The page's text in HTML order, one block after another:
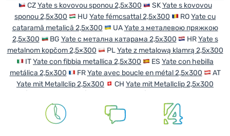
CZYate s kovovou sponou 2,5x300 SKYate s kovovou
sponou 2,5x300
HU Yate fémcsattal 2,5x300 ROYate cu
cataramă metalică 2,5x300
UAYate з металевою пряжкою
2,5x300
BG Yate с метална катарама 2,5x300 HRYate s
metalnom kopčom 2,5×300
PLYate z metalową klamrą 2,5x300
ITYate con fibbia metallica 2,5x300 ES Yate con hebilla
metálica 2,5x300
FRYate avec boucle en métal 2,5x300
AT
Yate mit Metallclip 2,5x300
CH Yate mit Metallclip 2,5x300